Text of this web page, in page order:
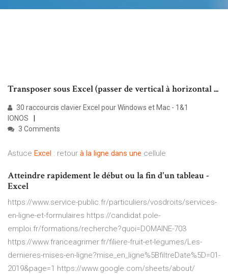
Transposer sous Excel (passer de vertical à horizontal ...
30 raccourcis clavier Excel pour Windows et Mac - 1&1
IONOS
3 Comments
Astuce Excel : retour à la ligne dans une cellule
Atteindre rapidement le début ou la fin d'un tableau -
Excel
https://www.service-public.fr/particuliers/vosdroits/services-
en-ligne-et-formulaires https://candidat.pole-
emploi.fr/formations/recherche?quoi=DOMAINE-703
https://www.franceagrimer.fr/filiere-fruit-et-legumes/Les-
dernieres-mises-en-ligne?mise_en_ligne%5BfiltreDate%5D=01-
2019&page=1 https://www.google.com/sheets/about/